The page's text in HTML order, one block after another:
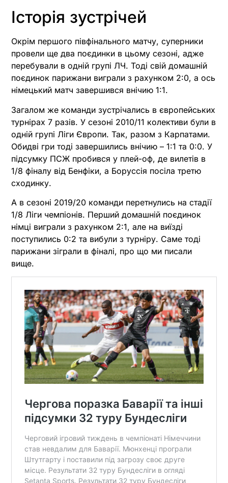
Історія зустрічей
Окрім першого півфінального матчу, суперники
провели ще два поєдинки в цьому сезоні, адже
перебували в одній групі ЛЧ. Тоді свій домашній
поєдинок парижани виграли з рахунком 2:0, а ось
німецький матч завершився внічию 1:1.
Загалом же команди зустрічались в європейських
турнірах 7 разів. У сезоні 2010/11 колективи були в
одній групі Ліги Європи. Так, разом з Карпатами.
Обидві гри тоді завершились внічию – 1:1 та 0:0. У
підсумку ПСЖ пробився у плей-оф, де вилетів в
1/8 фіналу від Бенфіки, а Боруссія посіла третю
сходинку.
А в сезоні 2019/20 команди перетнулись на стадії
1/8 Ліги чемпіонів. Перший домашній поєдинок
німці виграли з рахунком 2:1, але на виїзді
поступились 0:2 та вибули з турніру. Саме тоді
парижани зіграли в фіналі, про що ми писали
вище.